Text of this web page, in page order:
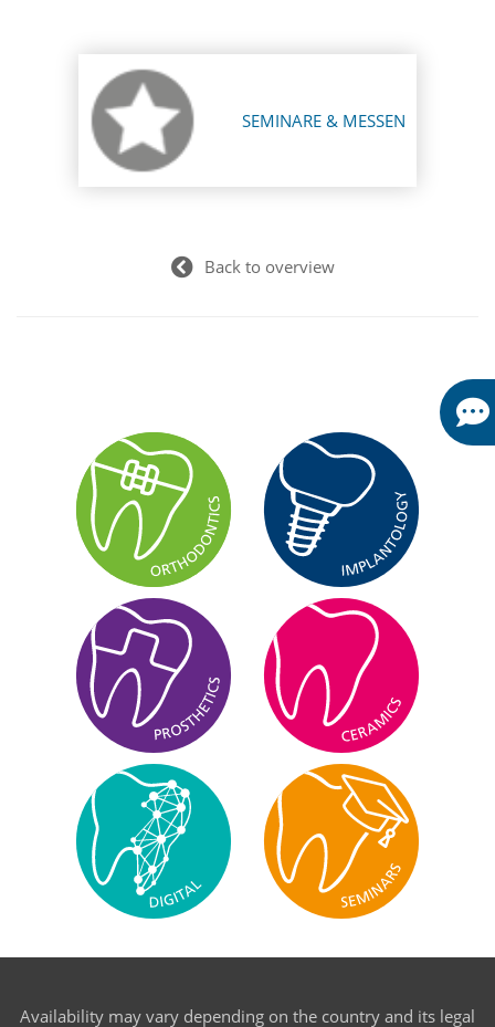
SEMINARE & MESSEN
Back to overview
Availability may vary depending on the country and its legal